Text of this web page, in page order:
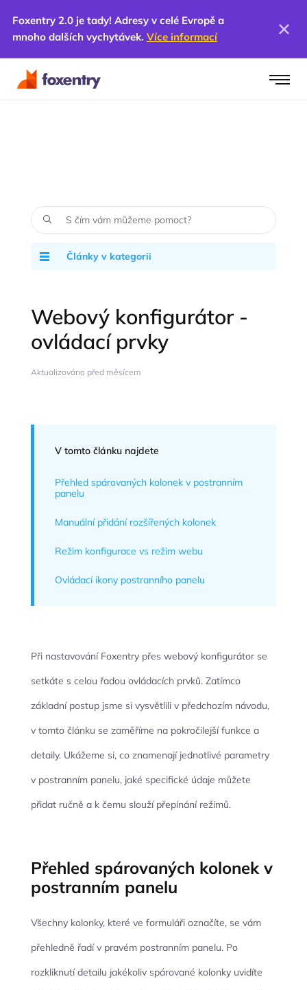
Foxentry 2.0 je tady! Adresy v celé Evropě a
mnoho dalších vychytávek. Více informací
Články v kategorii
Webový konfigurátor -
ovládací prvky
Aktualizováno před měsícem
V tomto článku najdete
Přehled spárovaných kolonek v postranním
panelu
Manuální přidání rozšířených kolonek
Režim konfigurace vs režim webu
Ovládací ikony postranního panelu
Při nastavování Foxentry přes webový konfigurátor se
setkáte s celou řadou ovládacích prvků. Zatímco
základní postup jsme si vysvětlili v předchozím návodu,
v tomto článku se zaměříme na pokročilejší funkce a
detaily. Ukážeme si, co znamenají jednotlivé parametry
v postranním panelu, jaké specifické údaje můžete
přidat ručně a k čemu slouží přepínání režimů.
Přehled spárovaných kolonek v
postranním panelu
Všechny kolonky, které ve formuláři označíte, se vám
přehledně řadí v pravém postranním panelu. Po
rozkliknutí detailu jakékoliv spárované kolonky uvidíte